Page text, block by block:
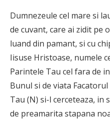
Dumnezeule cel mare si
de cuvant, care ai zidit pe
luand din pamant, si cu
Iisuse Hristoase, numele
Parintele Tau cel fara de
Bunul si de viata
Tau (N) si-l cerce­teaza,
de preamarita stapana